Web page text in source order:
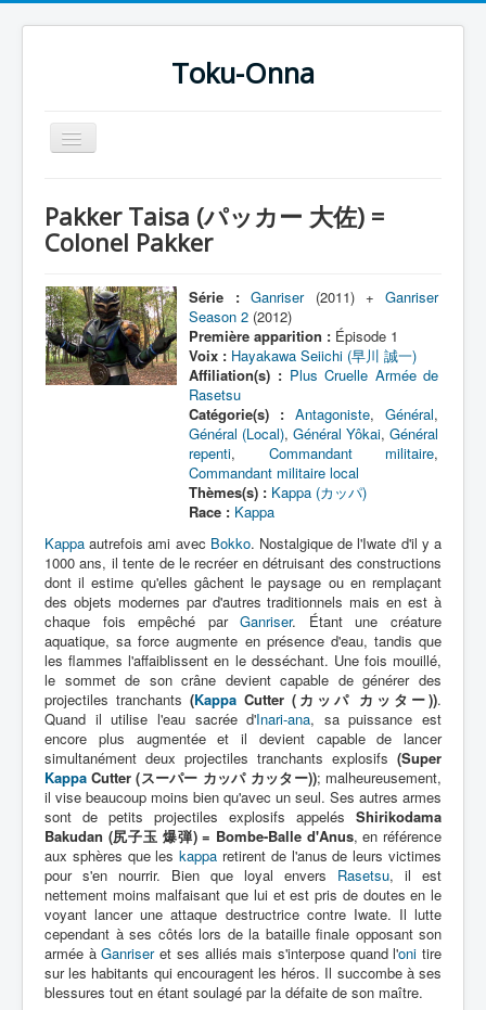
Toku-Onna
Basculer
la
Toku-Actrices
Séries
Films
COSAA
Tetsujin Ganriser Season 2 (鉄神
ガンライザー シーズン 2) = Dieu de
fer Ganriser Saison 2
Série
Personnages
Objets
Lieux
Épisodes
Chronologie
Références
Superhéros
Entourage
Plus Cruelle Armée de Rasetsu
Pakker Taisa (パッカー 大佐) =
Colonel Pakker
Série : Ganriser(2011) +Ganriser
Season 2 (2012)
Première apparition : Épisode 1
Voix : Hayakawa Seiichi (早川 誠一)
Affiliation(s) : Plus Cruelle Armée de
Rasetsu
Catégorie(s) : Antagoniste,Général,
Général (Local),Général Yôkai,Général
repenti, Commandant militaire,
Commandant militaire local
Thèmes(s) : Kappa (カッパ)
Race : Kappa
Kappa autrefois ami avec Bokko. Nostalgique de l'Iwate d'il y a
1000 ans, il tente de le recréer en détruisant des constructions
dont il estime qu'elles gâchent le paysage ou en remplaçant
des objets modernes par d'autres traditionnels mais en est à
chaque fois empêché parGanriser. Étant une créature
aquatique, sa force augmente en présence d'eau, tandis que
les flammes l'affaiblissent en le desséchant. Une fois mouillé,
le sommet de son crâne devient capable de générer des
projectiles tranchants (Kappa Cutter (カッパ カッター)).
Quand il utilise l'eau sacrée d'Inari-ana, sa puissance est
encore plus augmentée et il devient capable de lancer
simultanément deux projectiles tranchants explosifs (Super
Kappa Cutter (スーパー カッパ カッター)); malheureusement,
il vise beaucoup moins bien qu'avec un seul. Ses autres armes
sont de petits projectiles explosifs appelés Shirikodama
Bakudan (尻子玉 爆弾) = Bombe-Balle d'Anus, en référence
aux sphères que leskappa retirent de l'anus de leurs victimes
pour s'en nourrir. Bien que loyal envers Rasetsu, il est
nettement moins malfaisant que lui et est pris de doutes en le
voyant lancer une attaque destructrice contre Iwate. Il lutte
cependant à ses côtés lors de la bataille finale opposant son
armée àGanriseret ses alliés mais s'interpose quand l'oni tire
sur les habitants qui encouragent les héros. Il succombe à ses
blessures tout en étant soulagé par la défaite de son maître.